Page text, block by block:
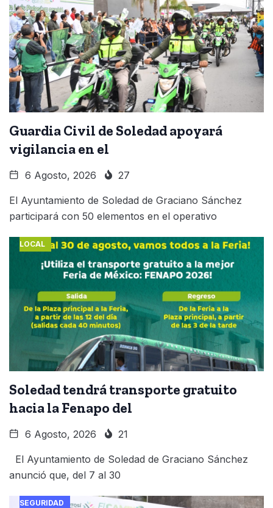
Guardia Civil de Soledad apoyará
vigilancia en el
6 Agosto, 2026 27
El Ayuntamiento de Soledad de Graciano Sánchez
participará con 50 elementos en el operativo
LOCAL
Soledad tendrá transporte gratuito
hacia la Fenapo del
6 Agosto, 2026 21
El Ayuntamiento de Soledad de Graciano Sánchez
anunció que, del 7 al 30
SEGURIDAD